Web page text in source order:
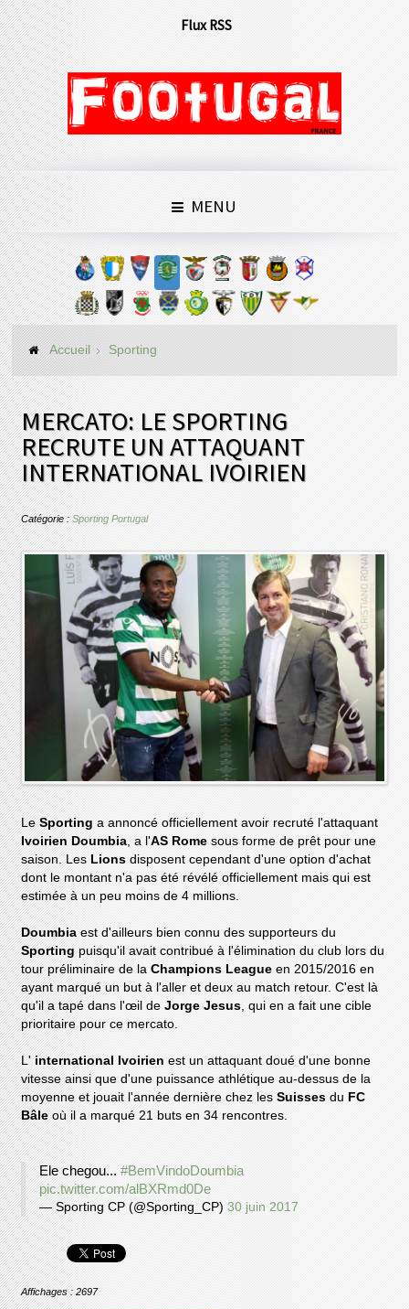
Flux RSS
MENU
Accueil Sporting
MERCATO: LE SPORTING
RECRUTE UN ATTAQUANT
INTERNATIONAL IVOIRIEN
Catégorie :Sporting Portugal
LeSportinga annoncé officiellement avoir recruté l'attaquant
Ivoirien Doumbia , a l'AS Rome sous forme de prêt pour une
saison. Les Lionsdisposent cependant d'une option d'achat
dont le montant n'a pas été révélé officiellement mais qui est
estimée à un peu moins de 4 millions.
Doumbiaest d'ailleurs bien connu des supporteurs du
Sportingpuisqu'il avait contribué à l'élimination du club lors du
tour préliminaire de laChampions League en 2015/2016 en
ayant marqué un but à l'aller et deux au match retour. C'est là
qu'il a tapé dans l'œil deJorge Jesus , qui en a fait une cible
prioritaire pour ce mercato.
L'international Ivoirienest un attaquant doué d'une bonne
vitesse ainsi que d'une puissance athlétique au-dessus de la
moyenne et jouait l'année dernière chez lesSuissesdu FC
Bâleoù il a marqué 21 buts en 34 rencontres.
Ele chegou...#BemVindoDoumbia
pic.twitter.com/alBXRmd0De
— Sporting CP (@Sporting_CP)30 juin 2017
Affichages : 2697